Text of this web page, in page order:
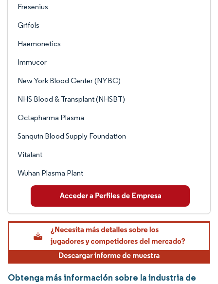
Fresenius
Grifols
Haemonetics
Immucor
New York Blood Center (NYBC)
NHS Blood & Transplant (NHSBT)
Octapharma Plasma
Sanquin Blood Supply Foundation
Vitalant
Wuhan Plasma Plant
Obtenga más información sobre la industria de